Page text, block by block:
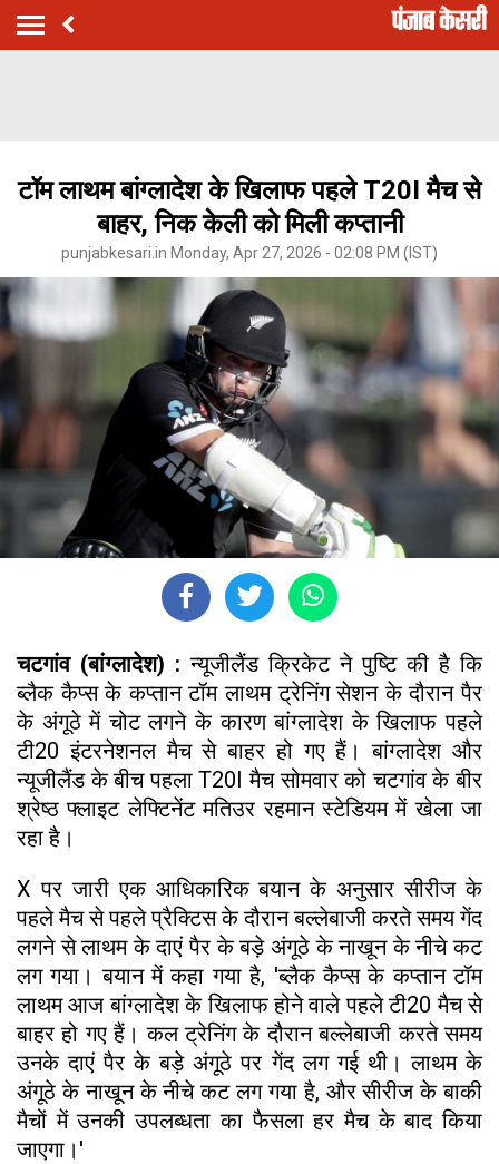
टॉम लाथम बांग्लादेश के खिलाफ पहले T20I मैच से
बाहर, निक केली को मिली कप्तानी
punjabkesari.in Monday, Apr 27, 2026 - 02:08 PM (IST)
चटगांव (बांग्लादेश) : न्यूजीलैंड क्रिकेट ने पुष्टि की है कि
ब्लैक कैप्स के कप्तान टॉम लाथम ट्रेनिंग सेशन के दौरान पैर
के अंगूठे में चोट लगने के कारण बांग्लादेश के खिलाफ पहले
टी20 इंटरनेशनल मैच से बाहर हो गए हैं। बांग्लादेश और
न्यूजीलैंड के बीच पहला T20I मैच सोमवार को चटगांव के बीर
श्रेष्ठ फ्लाइट लेफ्टिनेंट मतिउर रहमान स्टेडियम में खेला जा
रहा है।
X पर जारी एक आधिकारिक बयान के अनुसार सीरीज के
पहले मैच से पहले प्रैक्टिस के दौरान बल्लेबाजी करते समय गेंद
लगने से लाथम के दाएं पैर के बड़े अंगूठे के नाखून के नीचे कट
लग गया। बयान में कहा गया है, 'ब्लैक कैप्स के कप्तान टॉम
लाथम आज बांग्लादेश के खिलाफ होने वाले पहले टी20 मैच से
बाहर हो गए हैं। कल ट्रेनिंग के दौरान बल्लेबाजी करते समय
उनके दाएं पैर के बड़े अंगूठे पर गेंद लग गई थी। लाथम के
अंगूठे के नाखून के नीचे कट लग गया है, और सीरीज के बाकी
मैचों में उनकी उपलब्धता का फैसला हर मैच के बाद किया
जाएगा।'